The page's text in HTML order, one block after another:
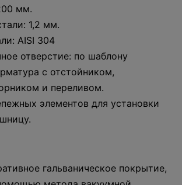
мм.
1,2 мм.
AISI 304
отверстие: по шаблону
с отстойником,
и переливом.
элементов для установки
гальваническое покрытие,